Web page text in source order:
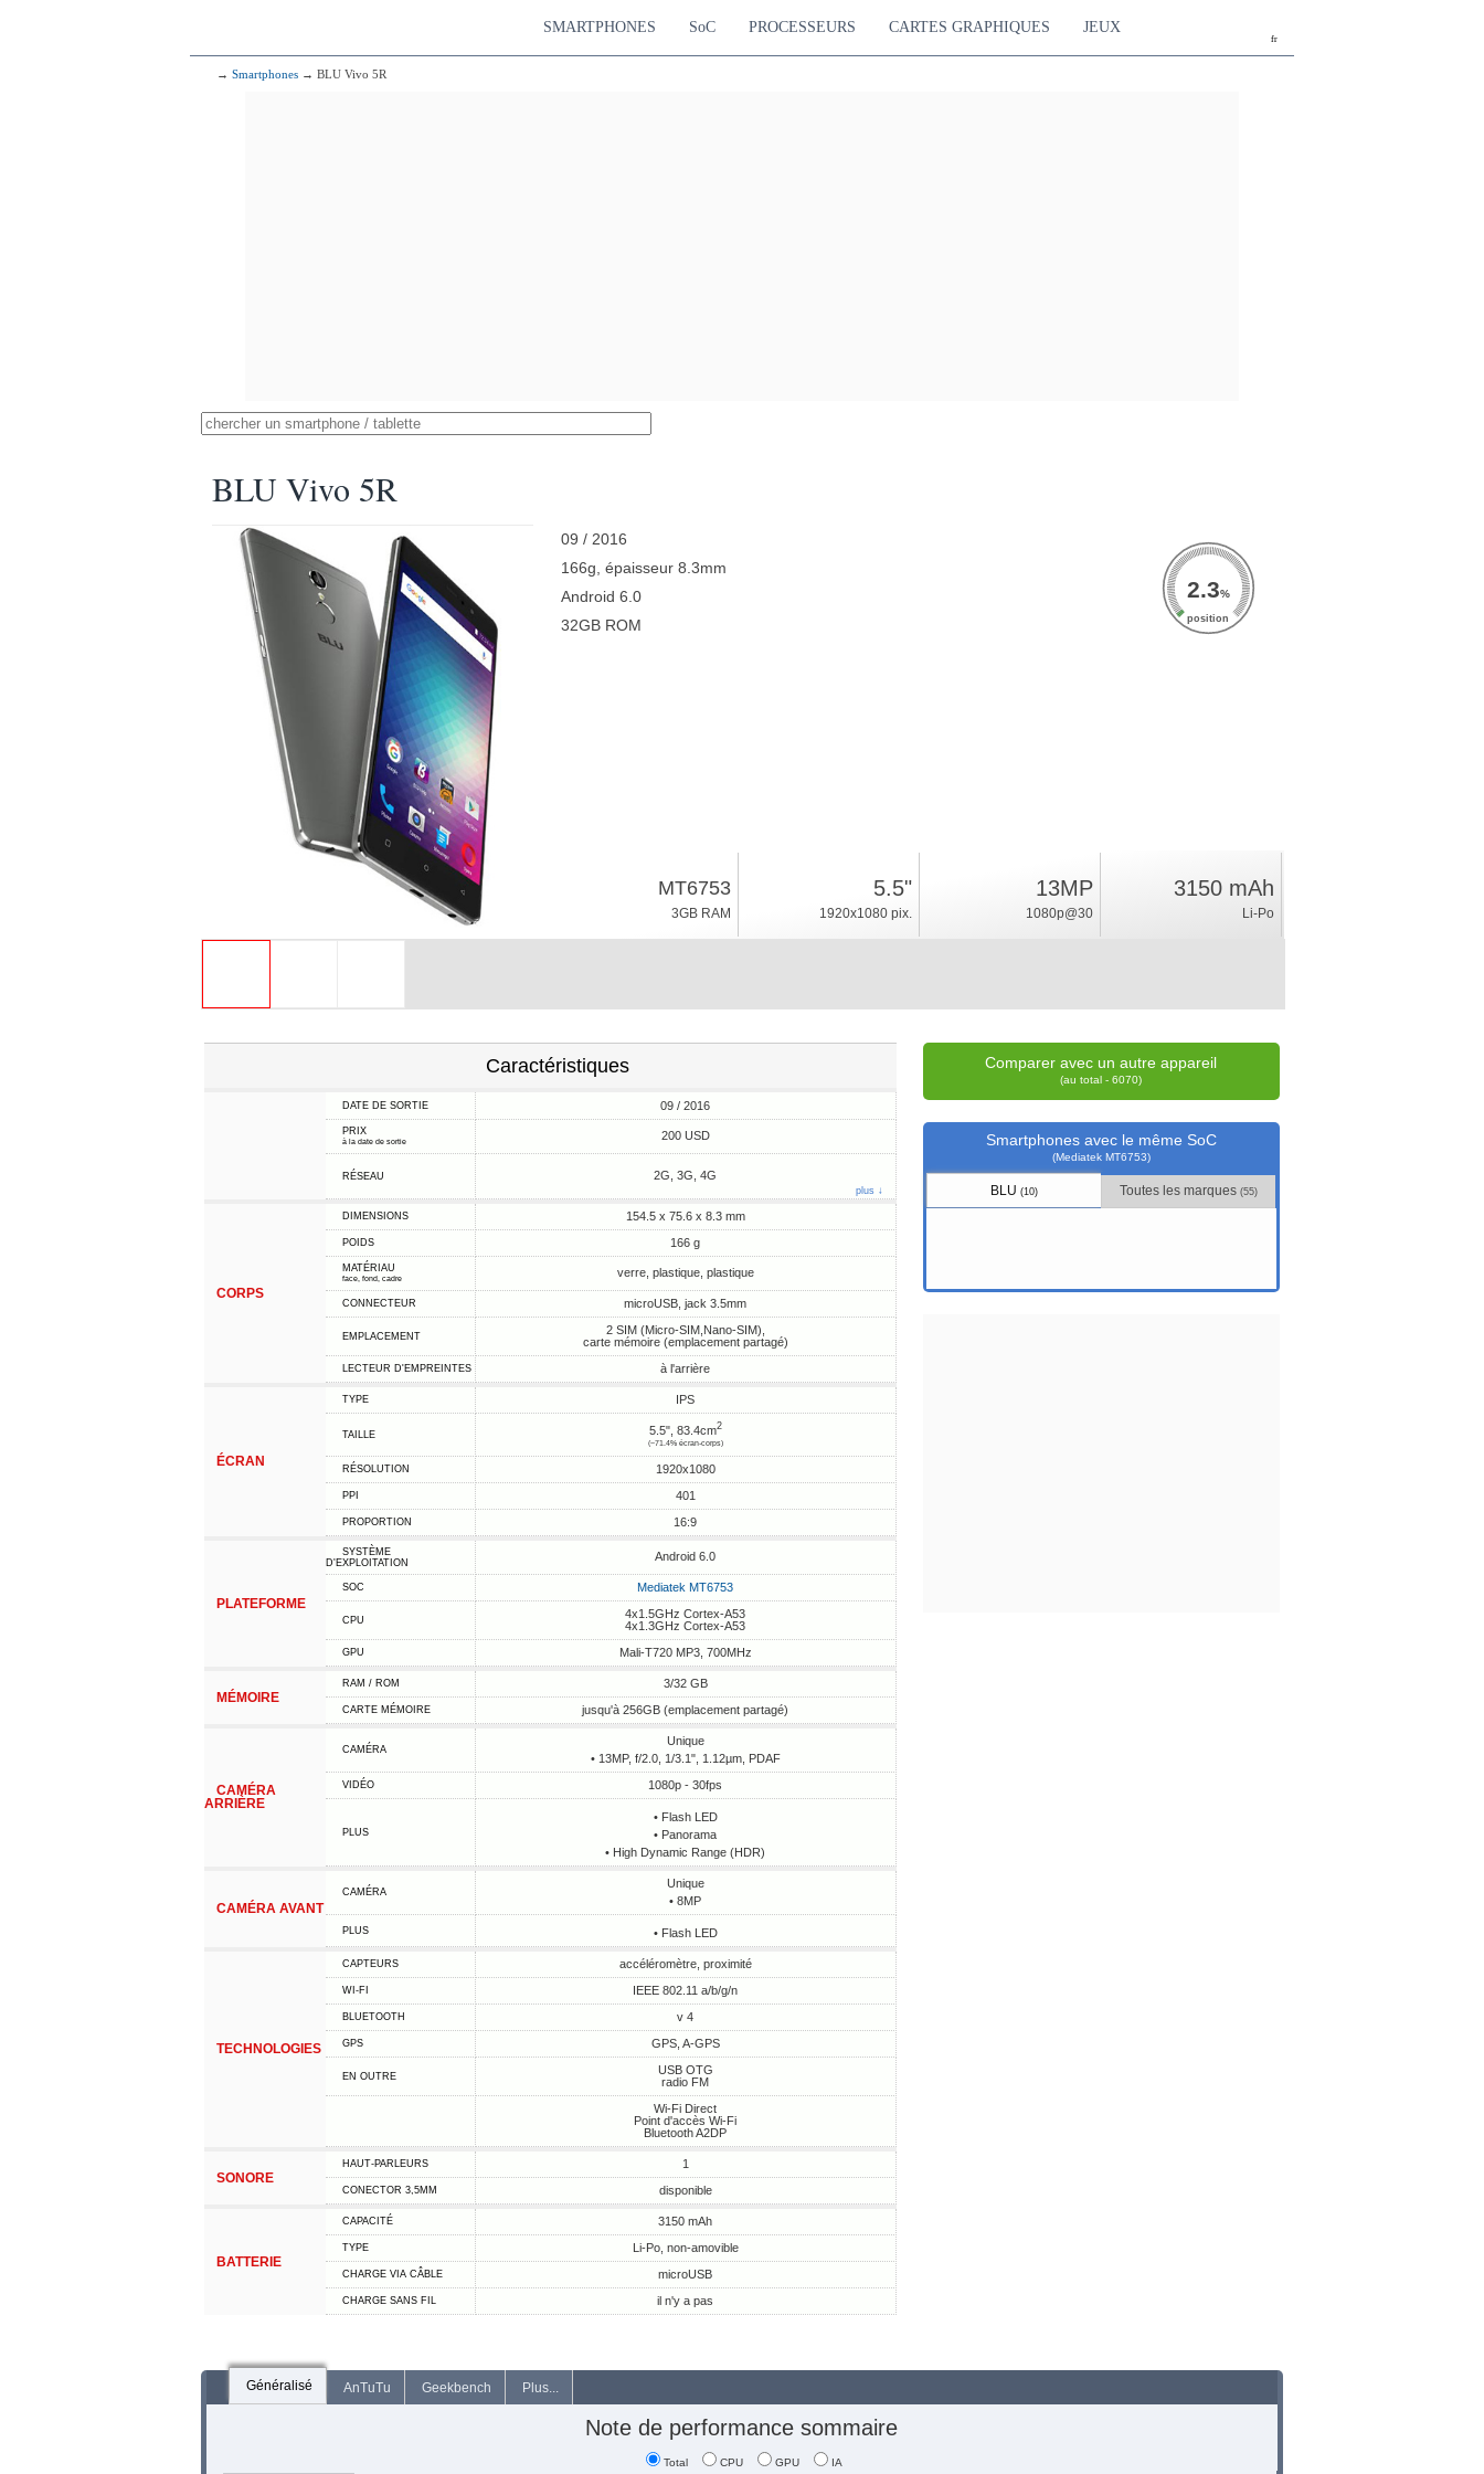
fr
SMARTPHONES SoC PROCESSEURS CARTES GRAPHIQUES JEUX
→ Smartphones → BLU Vivo 5R
BLU Vivo 5R
09 / 2016
166g, épaisseur 8.3mm
Android 6.0
32GB ROM
2.3%
position
MT6753
3GB RAM
5.5"
1920x1080 pix.
13MP
1080p@30
3150 mAh
Li-Po
Caractéristiques
DATE DE SORTIE 09 / 2016
PRIX
à la date de sortie 200 USD
RÉSEAU 2G, 3G, 4G
plus ↓
CORPS
DIMENSIONS 154.5 x 75.6 x 8.3 mm
POIDS 166 g
MATÉRIAU
face, fond, cadre verre, plastique, plastique
CONNECTEUR microUSB, jack 3.5mm
EMPLACEMENT
2 SIM (Micro-SIM,Nano-SIM),
carte mémoire (emplacement partagé)
LECTEUR D'EMPREINTES à l'arrière
ÉCRAN
TYPE IPS
TAILLE 5.5", 83.4cm2
(~71.4% écran-corps)
RÉSOLUTION 1920x1080
PPI 401
PROPORTION 16:9
PLATEFORME
SYSTÈME
D'EXPLOITATION
Android 6.0
SOC Mediatek MT6753
CPU
4x1.5GHz Cortex-A53
4x1.3GHz Cortex-A53
GPU Mali-T720 MP3, 700MHz
MÉMOIRE
RAM / ROM 3/32 GB
CARTE MÉMOIRE jusqu'à 256GB (emplacement partagé)
CAMÉRA
ARRIÈRE
CAMÉRA
Unique
• 13MP, f/2.0, 1/3.1", 1.12µm, PDAF
VIDÉO 1080p - 30fps
PLUS
• Flash LED
• Panorama
• High Dynamic Range (HDR)
CAMÉRA AVANT
CAMÉRA
Unique
• 8MP
PLUS • Flash LED
TECHNOLOGIES
CAPTEURS accéléromètre, proximité
WI-FI IEEE 802.11 a/b/g/n
BLUETOOTH v 4
GPS GPS, A-GPS
EN OUTRE
USB OTG
radio FM
Wi-Fi Direct
Point d'accès Wi-Fi
Bluetooth A2DP
SONORE
HAUT-PARLEURS 1
CONECTOR 3,5MM disponible
BATTERIE
CAPACITÉ 3150 mAh
TYPE Li-Po, non-amovible
CHARGE VIA CÂBLE microUSB
CHARGE SANS FIL il n'y a pas
Comparer avec un autre appareil
(au total - 6070)
Smartphones avec le même SoC
(Mediatek MT6753)
BLU (10) Toutes les marques (55)
Généralisé AnTuTu Geekbench Plus...
Note de performance sommaire
Total CPU GPU IA